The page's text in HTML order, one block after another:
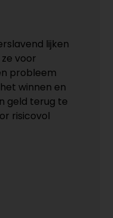
lijken
voor
probleem
winnen en
geld terug te
risicovol